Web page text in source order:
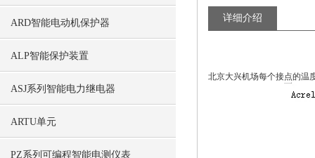
ARD智能电动机保护器
ALP智能保护装置
ASJ系列智能电力继电器
ARTU单元
PZ系列可编程智能电测仪表
详细介绍
北京大兴机场每个接点的温